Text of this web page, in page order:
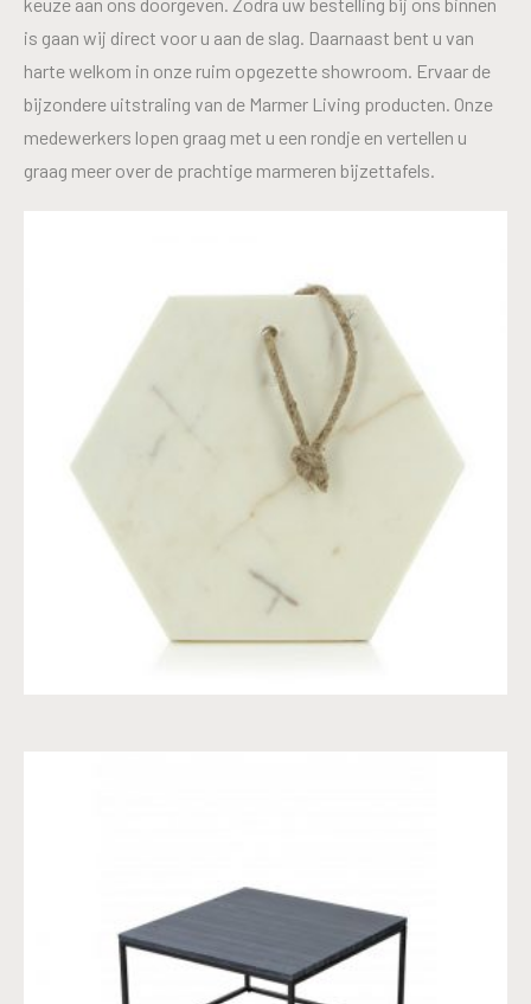
is gaan wij direct voor u aan de slag. Daarnaast bent u van
harte welkom in onze ruim opgezette showroom. Ervaar de
bijzondere uitstraling van de Marmer Living producten. Onze
medewerkers lopen graag met u een rondje en vertellen u
graag meer over de prachtige marmeren bijzettafels.
SNIJPLANK
60,25
SALONTAFEL NATUURSTEEN